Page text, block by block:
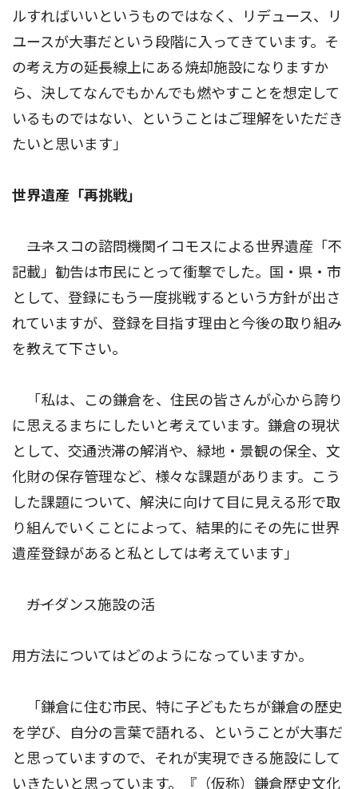
ルすればいいというものではなく、リデュース、リ
ユースが大事だという段階に入ってきています。そ
の考え方の延長線上にある焼却施設になりますか
ら、決してなんでもかんでも燃やすことを想定して
いるものではない、ということはご理解をいただき
たいと思います」
世界遺産「再挑戦」
――ユネスコの諮問機関イコモスによる世界遺産「不
記載」勧告は市民にとって衝撃でした。国・県・市
として、登録にもう一度挑戦するという方針が出さ
れていますが、登録を目指す理由と今後の取り組み
を教えて下さい。
「私は、この鎌倉を、住民の皆さんが心から誇り
に思えるまちにしたいと考えています。鎌倉の現状
として、交通渋滞の解消や、緑地・景観の保全、文
化財の保存管理など、様々な課題があります。こう
した課題について、解決に向けて目に見える形で取
り組んでいくことによって、結果的にその先に世界
遺産登録があると私としては考えています」
――ガイダンス施設の活
用方法についてはどのようになっていますか。
「鎌倉に住む市民、特に子どもたちが鎌倉の歴史
を学び、自分の言葉で語れる、ということが大事だ
と思っていますので、それが実現できる施設にして
いきたいと思っています。『（仮称）鎌倉歴史文化